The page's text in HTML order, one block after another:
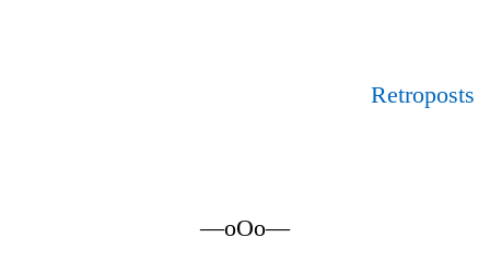
Retroposts
—oOo—